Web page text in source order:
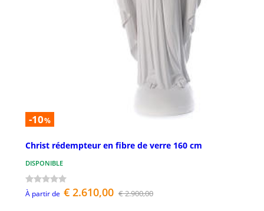
-10%
Christ rédempteur en fibre de verre 160 cm
DISPONIBLE
À partir de € 2.610,00 € 2.900,00